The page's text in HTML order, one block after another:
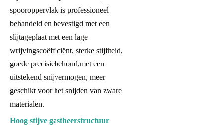
spooroppervlak is professioneel
behandeld en bevestigd met een
slijtageplaat met een lage
wrijvingscoëfficiënt, sterke stijfheid,
goede precisiebehoud,met een
uitstekend snijvermogen, meer
geschikt voor het snijden van zware
materialen.
Hoog stijve gastheerstructuur